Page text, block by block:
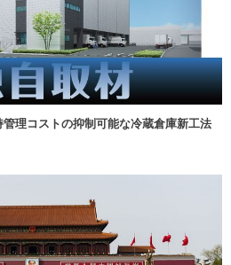
管理コストの抑制可能な冷蔵倉庫新工法